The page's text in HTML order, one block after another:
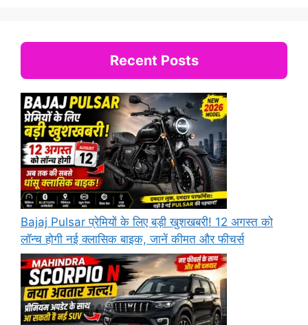
Recent Posts
Bajaj Pulsar प्रेमियों के लिए बड़ी खुशखबरी! 12 अगस्त को
लॉन्च होगी नई क्लासिक बाइक, जानें कीमत और फीचर्स